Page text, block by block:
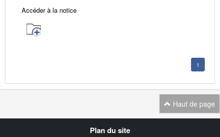
Accéder à la notice
1
Haut de page
Plan du site